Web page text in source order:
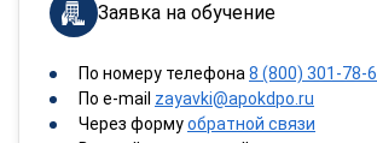
Заявка на обучение
По номеру телефона8 (800) 301-78-
По e-mail zayavki@apokdpo.ru
Через формуобратной связи